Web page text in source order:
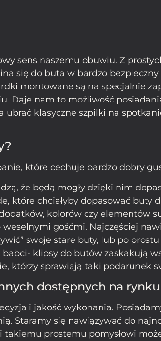
sens naszemu obuwiu. Z
się do buta w bardzo
montowane są na specjalnie
Daje nam to możliwość
ubrać klasyczne szpilki na
które cechuje bardzo dobry
że będą mogły dzięki nim
które chciałyby dopasować
kolorów czy elementów
gośćmi. Najczęściej
swoje stare buty, lub po
klipsy do butów zaskakują
którzy sprawiają taki podarunek
dostępnych na
i jakość wykonania.
Staramy się nawiązywać do
prostemu pomysłowi